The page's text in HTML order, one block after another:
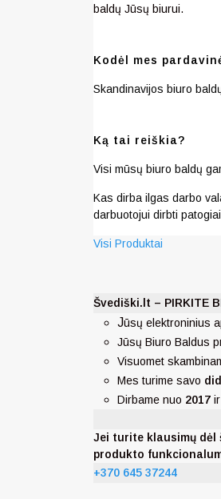
baldų Jūsų biurui.
Kodėl mes
Skandinavijos biuro
Ką tai reiškia?
Visi mūsų biuro baldų
Kas dirba ilgas darbo
darbuotojui dirbti
Visi Produktai
Švediški.lt – PIRKITE
Jūsų elektroninius
Jūsų Biuro Baldus
Visuomet
Mes turime savo
Dirbame nuo 2017
Jei turite klausimų dėl
produkto
+370 645 37244